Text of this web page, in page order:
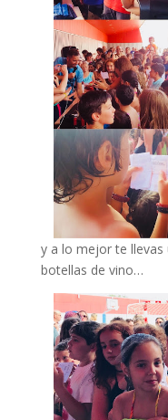
y a lo mejor te llevas
botellas de vino…